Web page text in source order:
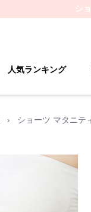
シ
人気ランキング
› ショーツ マタニテ